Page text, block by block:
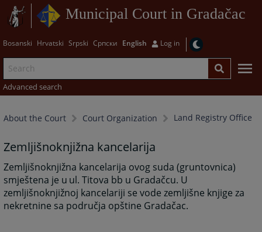
Municipal Court in Gradačac
Bosanski Hrvatski Srpski Српски English Log in
Advanced search
About the Court Court Organization Land Registry Office
Zemljišnoknjižna kancelarija
Zemljišnoknjižna kancelarija ovog suda (gruntovnica)
smještena je u ul. Titova bb u Gradačcu. U
zemljišnoknjižnoj kancelariji se vode zemljišne knjige za
nekretnine sa područja opštine Gradačac.